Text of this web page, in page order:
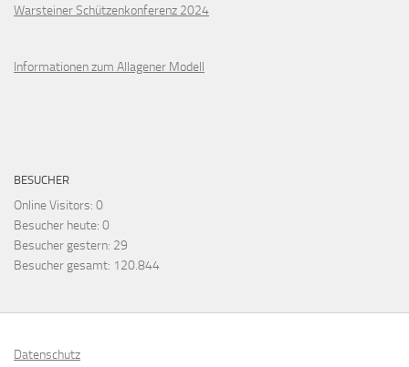
Warsteiner Schützenkonferenz 2024
Informationen zum Allagener Modell
BESUCHER
Online Visitors: 0
Besucher heute: 0
Besucher gestern: 29
Besucher gesamt: 120.844
Datenschutz